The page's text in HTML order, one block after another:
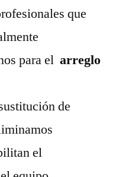
que
para el arreglo
de
el